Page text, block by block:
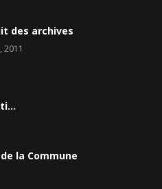
des archives
2011
la Commune